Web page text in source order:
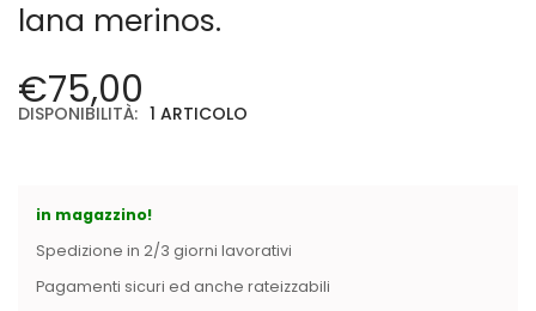
Cerniere lampo / Zip/Fibbie (27)
Filati (32)
filati cucirini e affini (9)
Minuterie (58)
Nastri, fettucce, cordoni, (49)
Pizzi (11)
lana merinos.
€75,00
DISPONIBILITÀ: 1 ARTICOLO
in magazzino!
Spedizione in 2/3 giorni lavorativi
Pagamenti sicuri ed anche rateizzabili